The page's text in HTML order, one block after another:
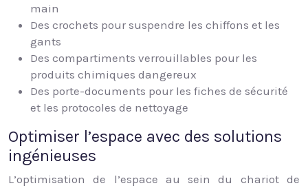
main
Des crochets pour suspendre les chiffons et les
gants
Des compartiments verrouillables pour les
produits chimiques dangereux
Des porte-documents pour les fiches de sécurité
et les protocoles de nettoyage
Optimiser l’espace avec des solutions
ingénieuses
L’optimisation de l’espace au sein du chariot de